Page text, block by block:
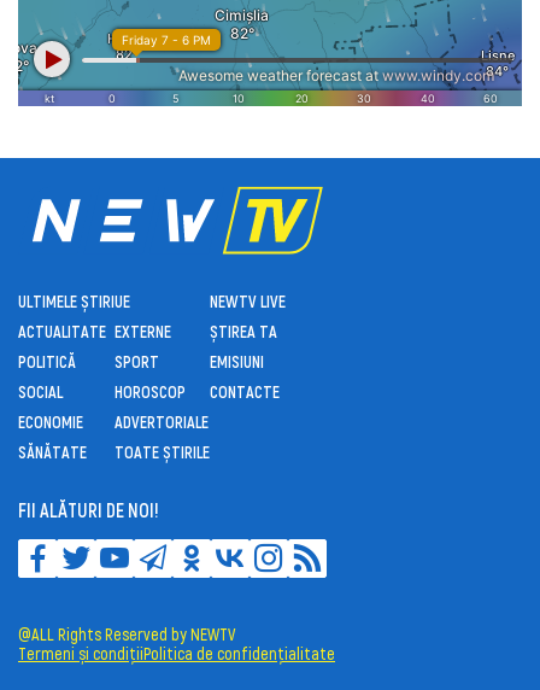
ULTIMELE ȘTIRI
ACTUALITATE
POLITICĂ
SOCIAL
ECONOMIE
SĂNĂTATE
UE
EXTERNE
SPORT
HOROSCOP
ADVERTORIALE
TOATE ȘTIRILE
NEWTV LIVE
ȘTIREA TA
EMISIUNI
CONTACTE
FII ALĂTURI DE NOI!
@ALL Rights Reserved by NEWTV
Termeni și condițiiPolitica de confidențialitate